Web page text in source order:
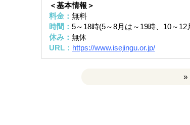
＜基本情報＞
料金： 無料
時間： 5～18時(5～8月は～19時、10～12
休み： 無休
URL： https://www.isejingu.or.jp/
»